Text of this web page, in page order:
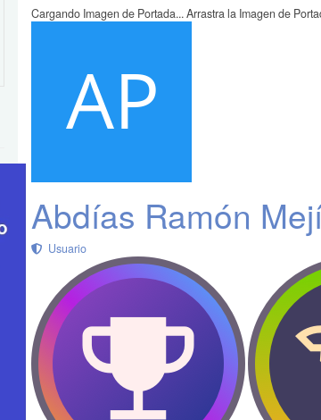
Cargando Imagen de Portada...Arrastra la Imagen de
Abdías Ramón
Usuario